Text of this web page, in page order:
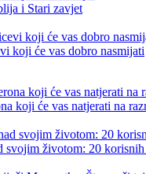
i Stari zavjet
koji će vas dobro nasmijati
koji će vas natjerati na
svojim životom: 20 korisnih